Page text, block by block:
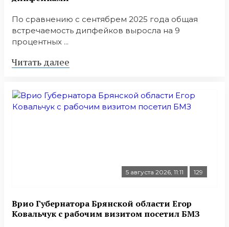
По сравнению с сентябрем 2025 года общая
встречаемость дипфейков выросла на 9
процентных ...
Читать далее
5 августа 2026, 11:11 129
Врио Губернатора Брянской области Егор
Ковальчук с рабочим визитом посетил БМЗ